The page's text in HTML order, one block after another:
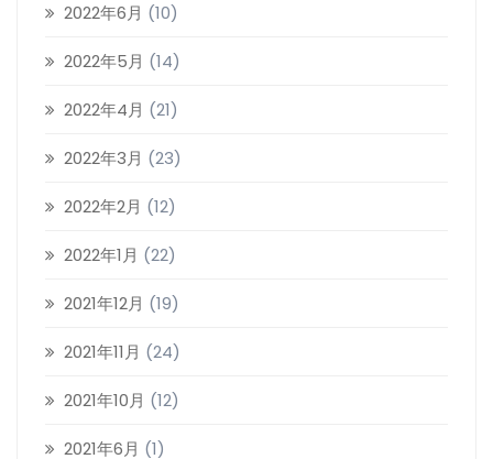
2022年6月 (10)
2022年5月 (14)
2022年4月 (21)
2022年3月 (23)
2022年2月 (12)
2022年1月 (22)
2021年12月 (19)
2021年11月 (24)
2021年10月 (12)
2021年6月 (1)